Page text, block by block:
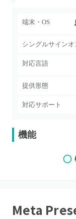
端末・OS
シングルサインオ
対応言語
提供形態
対応サポート
機能
Meta